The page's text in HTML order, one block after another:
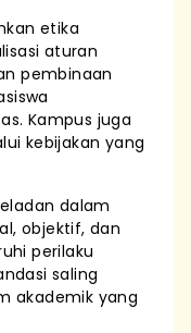
etika
aturan
pembinaan
Kampus juga
kebijakan yang
dalam
objektif, dan
perilaku
saling
akademik yang